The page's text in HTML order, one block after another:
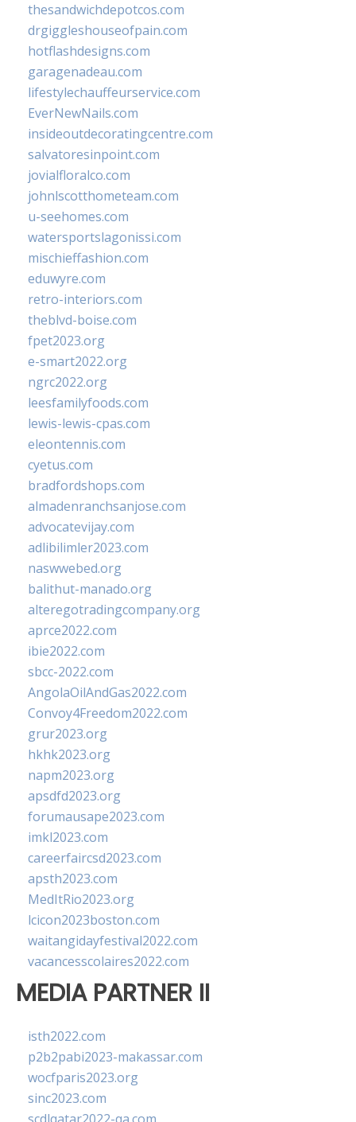
thesandwichdepotcos.com
drgiggleshouseofpain.com
hotflashdesigns.com
garagenadeau.com
lifestylechauffeurservice.com
EverNewNails.com
insideoutdecoratingcentre.com
salvatoresinpoint.com
jovialfloralco.com
johnlscotthometeam.com
u-seehomes.com
watersportslagonissi.com
mischieffashion.com
eduwyre.com
retro-interiors.com
theblvd-boise.com
fpet2023.org
e-smart2022.org
ngrc2022.org
leesfamilyfoods.com
lewis-lewis-cpas.com
eleontennis.com
cyetus.com
bradfordshops.com
almadenranchsanjose.com
advocatevijay.com
adlibilimler2023.com
naswwebed.org
balithut-manado.org
alteregotradingcompany.org
aprce2022.com
ibie2022.com
sbcc-2022.com
AngolaOilAndGas2022.com
Convoy4Freedom2022.com
grur2023.org
hkhk2023.org
napm2023.org
apsdfd2023.org
forumausape2023.com
imkl2023.com
careerfaircsd2023.com
apsth2023.com
MedItRio2023.org
lcicon2023boston.com
waitangidayfestival2022.com
vacancesscolaires2022.com
MEDIA PARTNER II
isth2022.com
p2b2pabi2023-makassar.com
wocfparis2023.org
sinc2023.com